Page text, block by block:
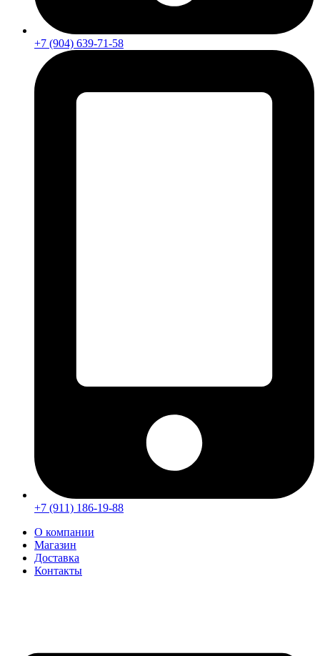
+7 (904) 639-71-58
+7 (911) 186-19-88
О компании
Магазин
Доставка
Контакты